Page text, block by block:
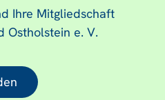
Ihre Mitgliedschaft
Ostholstein e. V.